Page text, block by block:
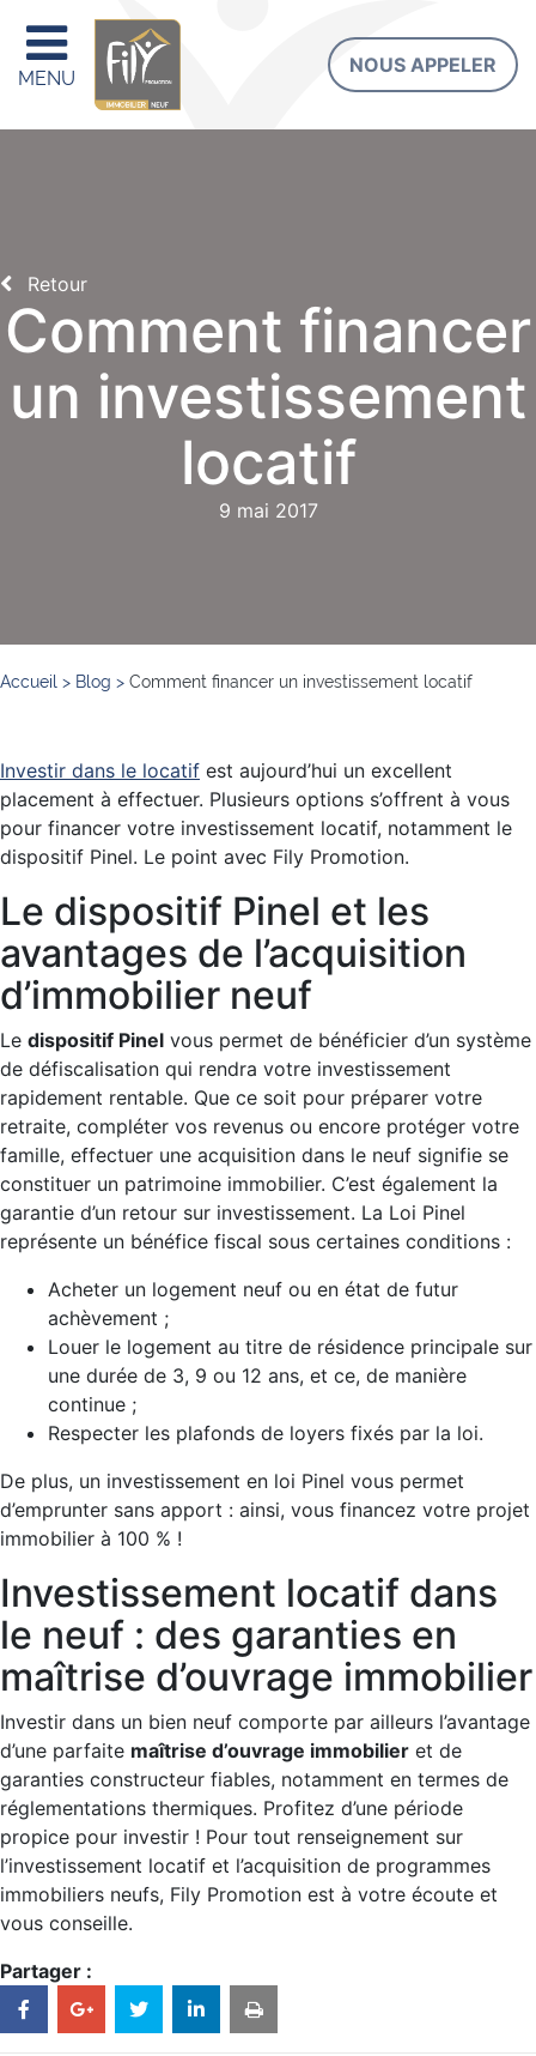
MENU
NOUS APPELER
Retour
Comment financer
un investissement
locatif
9 mai 2017
Accueil > Blog > Comment financer un investissement locatif
Investir dans le locatif est aujourd’hui un excellent
placement à effectuer. Plusieurs options s’offrent à vous
pour financer votre investissement locatif, notamment le
dispositif Pinel. Le point avec Fily Promotion.
Le dispositif Pinel et les
avantages de l’acquisition
d’immobilier neuf
Le dispositif Pinel vous permet de bénéficier d’un système
de défiscalisation qui rendra votre investissement
rapidement rentable. Que ce soit pour préparer votre
retraite, compléter vos revenus ou encore protéger votre
famille, effectuer une acquisition dans le neuf signifie se
constituer un patrimoine immobilier. C’est également la
garantie d’un retour sur investissement. La Loi Pinel
représente un bénéfice fiscal sous certaines conditions :
Acheter un logement neuf ou en état de futur
achèvement ;
Louer le logement au titre de résidence principale sur
une durée de 3, 9 ou 12 ans, et ce, de manière
continue ;
Respecter les plafonds de loyers fixés par la loi.
De plus, un investissement en loi Pinel vous permet
d’emprunter sans apport : ainsi, vous financez votre projet
immobilier à 100 % !
Investissement locatif dans
le neuf : des garanties en
maîtrise d’ouvrage immobilier
Investir dans un bien neuf comporte par ailleurs l’avantage
d’une parfaite maîtrise d’ouvrage immobilier et de
garanties constructeur fiables, notamment en termes de
réglementations thermiques. Profitez d’une période
propice pour investir ! Pour tout renseignement sur
l’investissement locatif et l’acquisition de programmes
immobiliers neufs, Fily Promotion est à votre écoute et
vous conseille.
Partager :